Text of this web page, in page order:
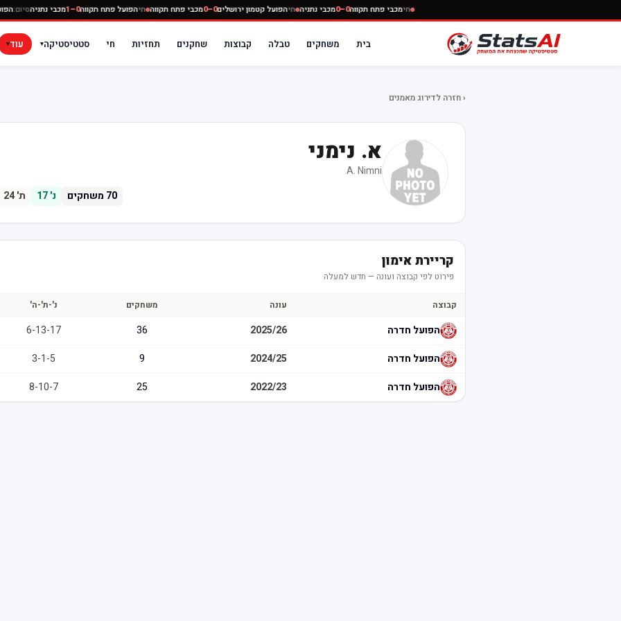
חימכבי פתח תקווה0–0 מכבי נתניה חיהפועל קטמון ירושלים0–0 מכבי פתח תקווה חיהפועל פתח תקווה0–1 מכבי נתניהסיום:
בית משחקים טבלה קבוצות שחקנים תחזיות חי סטטיסטיקה▾ עוד▾
‹ חזרה לדירוג מאמנים
א. נימני
A. Nimni
70 משחקים נ'17 ת'24
קריירת אימון
פירוט לפי קבוצה ועונה — חדש למעלה
קבוצה עונה משחקים נ'-ת'-ה'
הפועל חדרה 2025/26
36
6-13-17
הפועל חדרה
2024/25
9
3-1-5
הפועל חדרה
2022/23
25
8-10-7